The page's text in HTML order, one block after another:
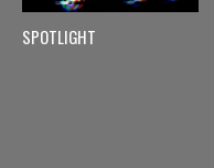
SPOTLIGHT